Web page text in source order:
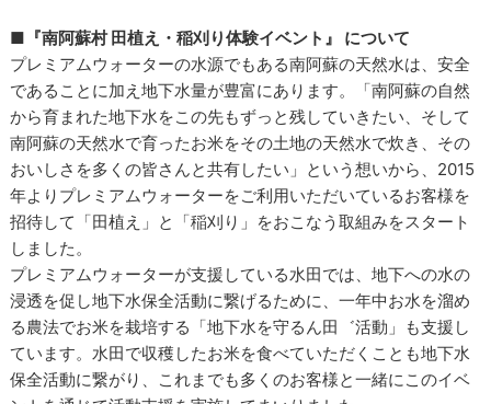
■『南阿蘇村 田植え・稲刈り体験イベント』 について
プレミアムウォーターの水源でもある南阿蘇の天然水は、安全
であることに加え地下水量が豊富にあります。「南阿蘇の自然
から育まれた地下水をこの先もずっと残していきたい、そして
南阿蘇の天然水で育ったお米をその土地の天然水で炊き、その
おいしさを多くの皆さんと共有したい」という想いから、2015
年よりプレミアムウォーターをご利用いただいているお客様を
招待して「田植え」と「稲刈り」をおこなう取組みをスタート
しました。
プレミアムウォーターが支援している水田では、地下への水の
浸透を促し地下水保全活動に繋げるために、一年中お水を溜め
る農法でお米を栽培する「地下水を守るん田゛活動」も支援し
ています。水田で収穫したお米を食べていただくことも地下水
保全活動に繋がり、これまでも多くのお客様と一緒にこのイベ